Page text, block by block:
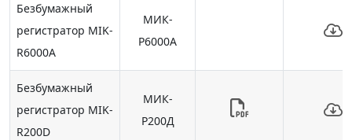
Безбумажный
регистратор MIK-
R6000A
МИК-
Р6000А
Безбумажный
регистратор MIK-
R200D
МИК-
Р200Д